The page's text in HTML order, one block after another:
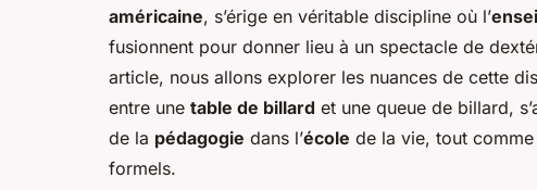
6 min de lecture
américaine, s’érige en véritable discipline où l’
fusionnent pour donner lieu à un spectacle de
article, nous allons explorer les nuances de cette
entre une table de billard et une queue de billard,
de la pédagogie dans l’école de la vie, tout
formels.